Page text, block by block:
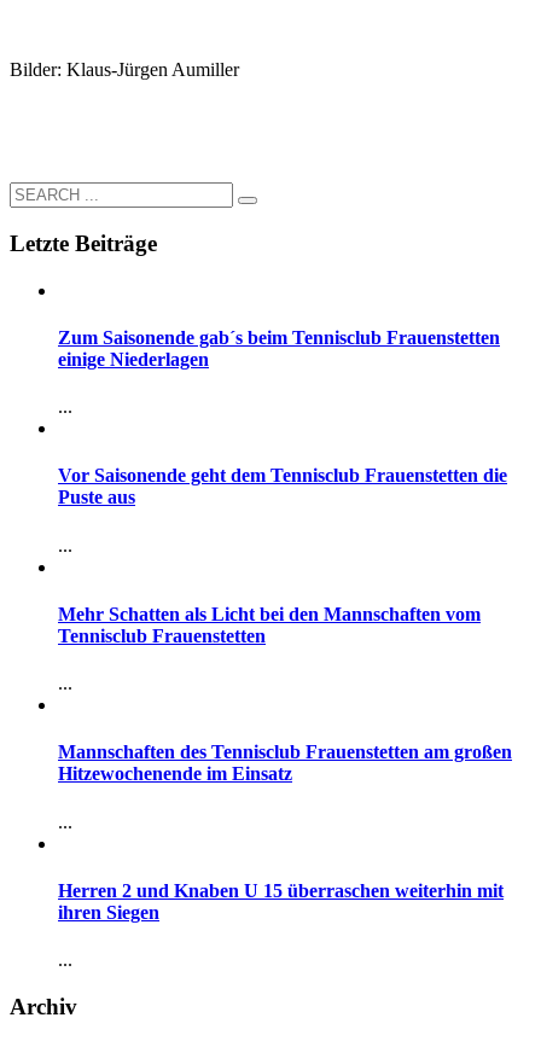
Bilder: Klaus-Jürgen Aumiller
Letzte Beiträge
Zum Saisonende gab´s beim Tennisclub Frauenstetten
einige Niederlagen
...
Vor Saisonende geht dem Tennisclub Frauenstetten die
Puste aus
...
Mehr Schatten als Licht bei den Mannschaften vom
Tennisclub Frauenstetten
...
Mannschaften des Tennisclub Frauenstetten am großen
Hitzewochenende im Einsatz
...
Herren 2 und Knaben U 15 überraschen weiterhin mit
ihren Siegen
...
Archiv